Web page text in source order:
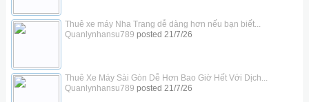
Thuê xe máy Nha Trang dễ dàng hơn nếu bạn biết...
Quanlynhansu789 posted 21/7/26
Thuê Xe Máy Sài Gòn Dễ Hơn Bao Giờ Hết Với Dịch...
Quanlynhansu789 posted 21/7/26